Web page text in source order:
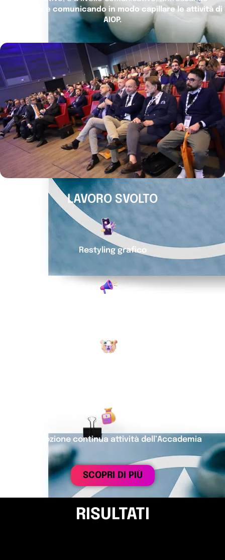
l’immagine e comunicando in modo capillare le attività di
AIOP.
LAVORO SVOLTO
Restyling grafico
Promozione continua attività dell’Accademia
SCOPRI DI PIÙ
RISULTATI